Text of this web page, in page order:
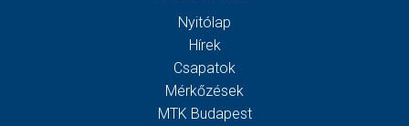
Nyitólap
Hírek
Csapatok
Mérkőzések
MTK Budapest